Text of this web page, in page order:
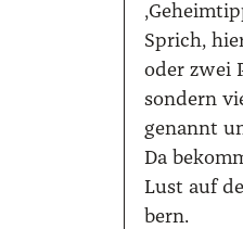
Sprich,
oder zwei
son­dern
genannt
Da
Lust auf
bern.